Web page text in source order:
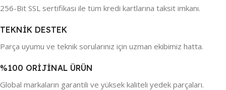
256-Bit SSL sertifikası ile tüm kredi kartlarına taksit imkanı.
TEKNİK DESTEK
Parça uyumu ve teknik sorularınız için uzman ekibimiz hatta.
%100 ORİJİNAL ÜRÜN
Global markaların garantili ve yüksek kaliteli yedek parçaları.